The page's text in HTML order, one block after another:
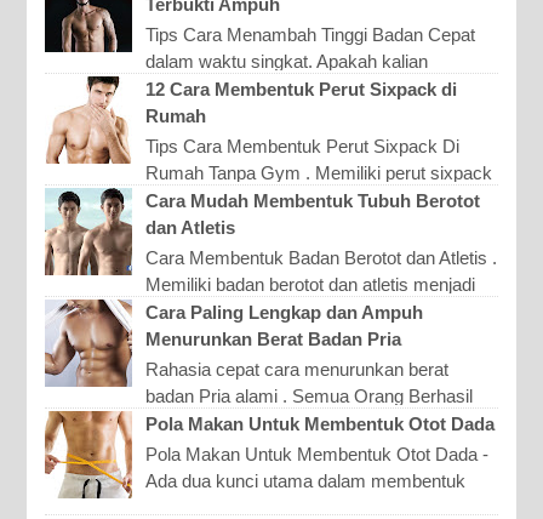
Terbukti Ampuh
Tips Cara Menambah Tinggi Badan Cepat
dalam waktu singkat. Apakah kalian
memiliki masalah tinggi badan? Mungkin
saja setiap orang yang me...
12 Cara Membentuk Perut Sixpack di
Rumah
Tips Cara Membentuk Perut Sixpack Di
Rumah Tanpa Gym . Memiliki perut sixpack
merupakan impian banyak pria. Dengan
tubuh sixpack, maka pria...
Cara Mudah Membentuk Tubuh Berotot
dan Atletis
Cara Membentuk Badan Berotot dan Atletis .
Memiliki badan berotot dan atletis menjadi
kebanggaan bagi banyak kaum lelaki.
Namun sayang tent...
Cara Paling Lengkap dan Ampuh
Menurunkan Berat Badan Pria
Rahasia cepat cara menurunkan berat
badan Pria alami . Semua Orang Berhasil
melakukannya dengan cara ini. Berat badan
merupakan salah satu...
Pola Makan Untuk Membentuk Otot Dada
Pola Makan Untuk Membentuk Otot Dada -
Ada dua kunci utama dalam membentuk